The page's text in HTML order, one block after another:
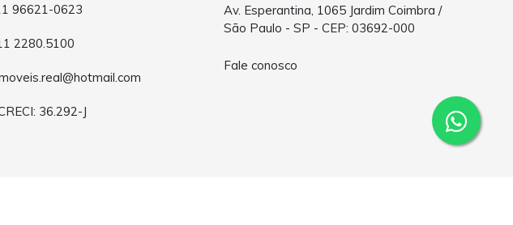
96621-0623
2280.5100
36.292-J
Av. Esperantina, 1065 Jardim Coimbra /
São Paulo - SP - CEP: 03692-000
Fale conosco